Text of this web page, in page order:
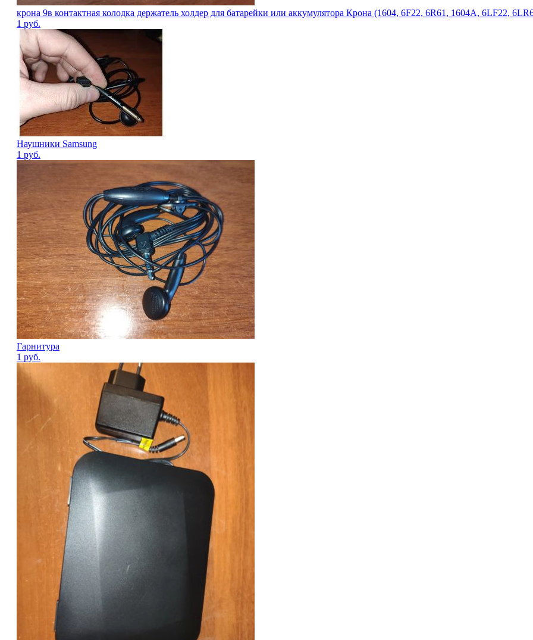
крона 9в контактная колодка держатель холдер для батарейки или аккумулятора Крона (1604, 6F22, 6R61, 1604A, 6LF22,
1 руб.
Наушники Samsung
1 руб.
Гарнитура
1 руб.